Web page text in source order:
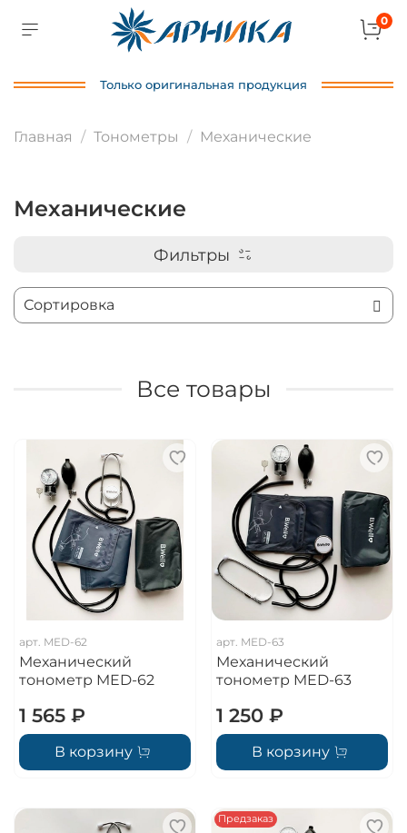
0
Только оригинальная продукция
Главная Тонометры Механические
Механические
Фильтры
Все товары
арт. MED-62
Механический
тонометр MED-62
1 565 ₽
В корзину
арт. MED-63
Механический
тонометр MED-63
1 250 ₽
В корзину
Предзаказ